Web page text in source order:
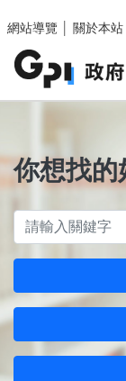
網站導覽
關於本站
你想找的